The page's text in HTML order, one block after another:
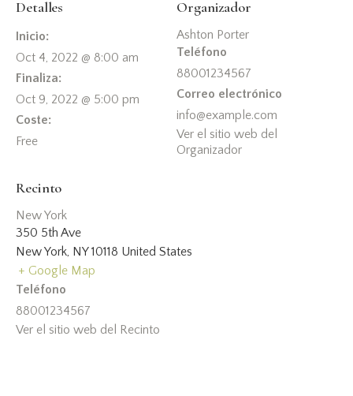
Detalles
Inicio:
Oct 4, 2022 @ 8:00 am
Finaliza:
Oct 9, 2022 @ 5:00 pm
Coste:
Free
Organizador
Ashton Porter
Teléfono
88001234567
Correo electrónico
info@example.com
Ver el sitio web del
Organizador
Recinto
New York
350 5th Ave
New York, NY 10118 United States
+ Google Map
Teléfono
88001234567
Ver el sitio web del Recinto